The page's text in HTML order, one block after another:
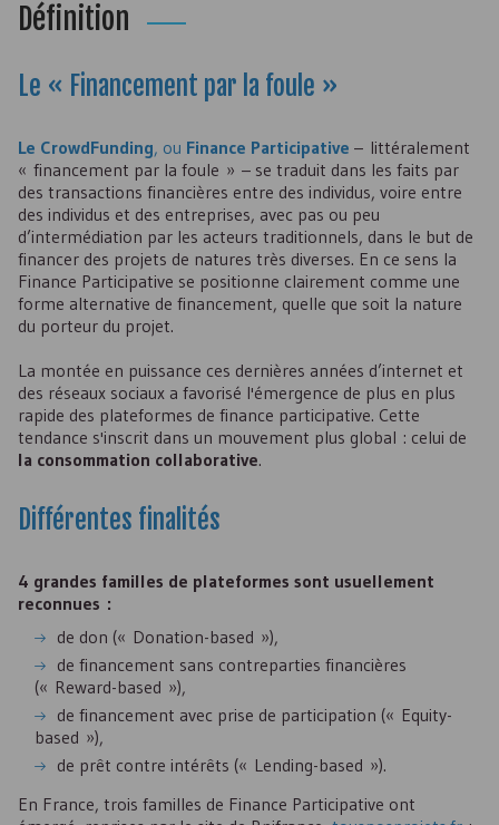
Définition
Le « Financement par la foule »
Le CrowdFunding, ou Finance Participative – littéralement
« financement par la foule » – se traduit dans les faits par
des transactions financières entre des individus, voire entre
des individus et des entreprises, avec pas ou peu
d’intermédiation par les acteurs traditionnels, dans le but de
financer des projets de natures très diverses. En ce sens la
Finance Participative se positionne clairement comme une
forme alternative de financement, quelle que soit la nature
du porteur du projet.
La montée en puissance ces dernières années d’internet et
des réseaux sociaux a favorisé l'émergence de plus en plus
rapide des plateformes de finance participative. Cette
tendance s'inscrit dans un mouvement plus global : celui de
la consommation collaborative.
Différentes finalités
4 grandes familles de plateformes sont usuellement
reconnues :
de don (« Donation-based »),
de financement sans contreparties financières
(« Reward-based »),
de financement avec prise de participation (« Equity-
based »),
de prêt contre intérêts (« Lending-based »).
En France, trois familles de Finance Participative ont